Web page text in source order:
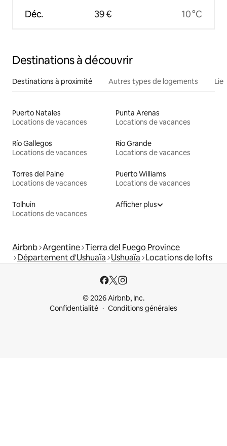
Déc. 39 € 10 °C
Destinations à découvrir
Destinations à proximité Autres types de logements
Puerto Natales
Locations de vacances
Punta Arenas
Locations de vacances
Río Gallegos
Locations de vacances
Río Grande
Locations de vacances
Torres del Paine
Locations de vacances
Puerto Williams
Locations de vacances
Tolhuin
Locations de vacances
Afficher plus
Airbnb Argentine Tierra del Fuego Province
Département d'Ushuaïa Ushuaïa Locations de lofts
© 2026 Airbnb, Inc.
Confidentialité
Conditions générales